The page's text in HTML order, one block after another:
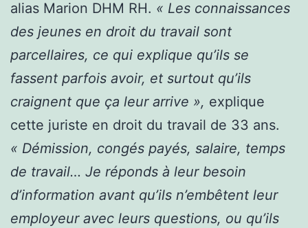
alias Marion DHM RH. « Les connaissances
des jeunes en droit du travail sont
parcellaires, ce qui explique qu’ils se
fassent parfois avoir, et surtout qu’ils
craignent que ça leur arrive », explique
cette juriste en droit du travail de 33 ans.
« Démission, congés payés, salaire, temps
de travail… Je réponds à leur besoin
d’information avant qu’ils n’embêtent leur
employeur avec leurs questions, ou qu’ils